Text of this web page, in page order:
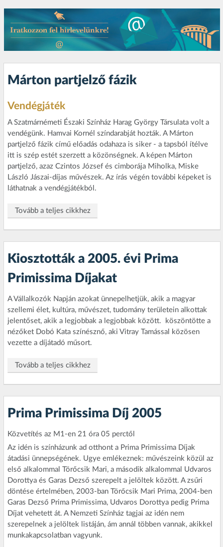
Márton partjelző fázik
Vendégjáték
A Szatmárnémeti Északi Színház Harag György Társulata volt a
vendégünk. Hamvai Kornél színdarabját hozták. A Márton
partjelző fázik című előadás odahaza is siker - a tapsból ítélve
itt is szép estét szerzett a közönségnek. A képen Márton
partjelző, azaz Czintos József és cimborája Miholka, Miske
László Jászai-díjas művészek. Az írás végén további képeket is
láthatnak a vendégjátékból.
Tovább a teljes cikkhez
Kiosztották a 2005. évi Prima
Primissima Díjakat
A Vállalkozók Napján azokat ünnepelhetjük, akik a magyar
szellemi élet, kultúra, művészet, tudomány területein alkottak
jelentőset, akik a legjobbak a legjobbak között.  köszöntötte a
nézőket Dobó Kata színésznő, aki Vitray Tamással közösen
vezette a díjátadó műsort.
Tovább a teljes cikkhez
Prima Primissima Díj 2005
Közvetítés az M1-en 21 óra 05 perctől
Az idén is színházunk ad otthont a Prima Primissima Díjak
átadási ünnepségének. Ugye emlékeznek: művészeink közül az
első alkalommal Törőcsik Mari, a második alkalommal Udvaros
Dorottya és Garas Dezső szerepelt a jelöltek között. A zsűri
döntése értelmében, 2003-ban Törőcsik Mari Prima, 2004-ben
Garas Dezső Prima Primissima, Udvaros Dorottya pedig Prima
Díjat vehetett át. A Nemzeti Színház tagjai az idén nem
szerepelnek a jelöltek listáján, ám annál többen vannak, akikkel
munkakapcsolatban vagyunk.